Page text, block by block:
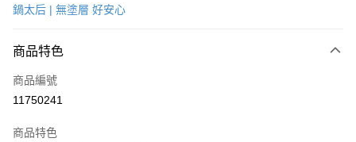
3 期 0 利率 每期
合作金庫商業銀行
上海商業儲蓄銀行
臺灣中小企業銀行
LINE Pay
Apple Pay
街口支付
鍋太后 | 無塗層 好安心
商品特色
商品編號
11750241
商品特色